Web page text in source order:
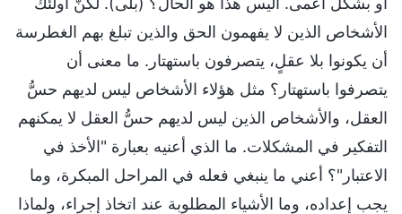
الأشخاص الذين لا يفهمون الحق والذين تبلغ بهم الغطرسة
أن يكونوا بلا عقلٍ، يتصرفون باستهتار. ما معنى أن
يتصرفوا باستهتار؟ مثل هؤلاء الأشخاص ليس لديهم حسُّ
العقل، والأشخاص الذين ليس لديهم حسُّ العقل لا يمكنهم
التفكير في المشكلات. ما الذي أعنيه بعبارة "الأخذ في
الاعتبار"؟ أعني ما ينبغي فعله في المراحل المبكرة، وما
يجب إعداده، وما الأشياء المطلوبة عند اتخاذ إجراء، ولماذا